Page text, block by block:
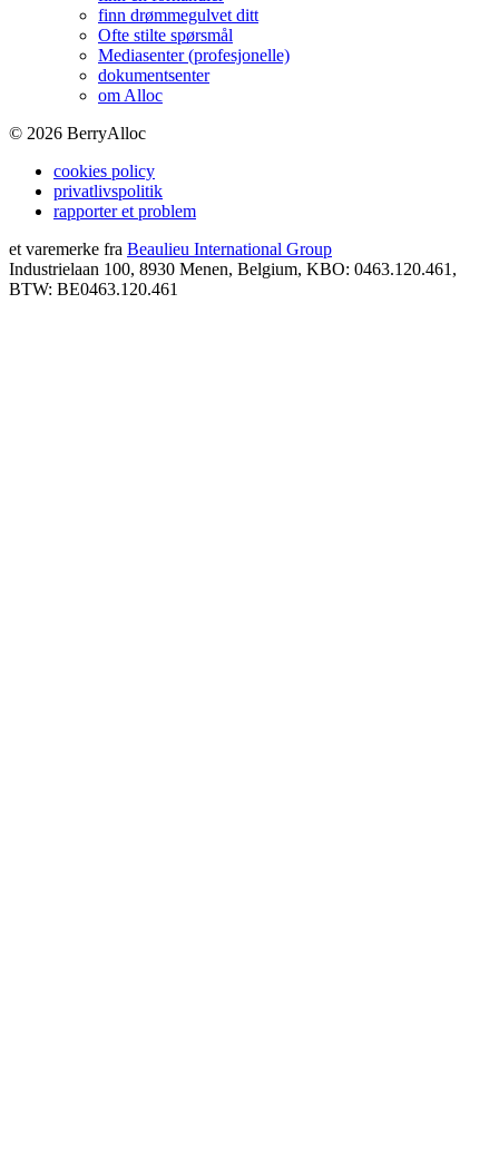
finn drømmegulvet ditt
Ofte stilte spørsmål
Mediasenter (profesjonelle)
dokumentsenter
om Alloc
© 2026 BerryAlloc
cookies policy
privatlivspolitik
rapporter et problem
et varemerke fra Beaulieu International Group
Industrielaan 100, 8930 Menen, Belgium, KBO: 0463.120.461,
BTW: BE0463.120.461